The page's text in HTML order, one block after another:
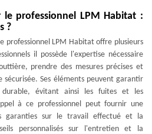
le professionnel LPM Habitat :
?
professionnel LPM Habitat offre plusieurs
il possède l'expertise nécessaire
prendre des mesures précises et
sécurisée. Ses éléments peuvent garantir
évitant ainsi les fuites et les
à ce professionnel peut fournir une
garanties sur le travail effectué et la
personnalisés sur l'entretien et la